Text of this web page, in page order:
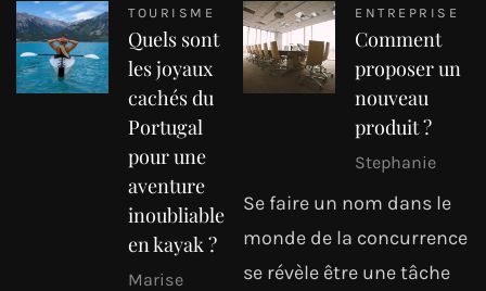
TOURISME
Quels sont
les joyaux
cachés du
Portugal
pour une
aventure
inoubliable
en kayak ?
Marise
ENTREPRISE
Comment
proposer un
nouveau
produit ?
Stephanie
Se faire un nom dans le
monde de la concurrence
se révèle être une tâche